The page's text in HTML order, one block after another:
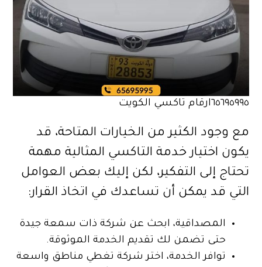
٦٥٦٩٥٩٩٥ارقام تاكسي الكويت
مع وجود الكثير من الخيارات المتاحة، قد
يكون اختيار خدمة التاكسي المثالية مهمة
تحتاج إلى التفكير، لكن إليك بعض العوامل
التي قد يمكن أن تساعدك في اتخاذ القرار:
المصداقية، ابحث عن شركة ذات سمعة جيدة
حتى تضمن لك تقديم الخدمة الموثوقة.
توافر الخدمة، اختر شركة تغطي مناطق واسعة